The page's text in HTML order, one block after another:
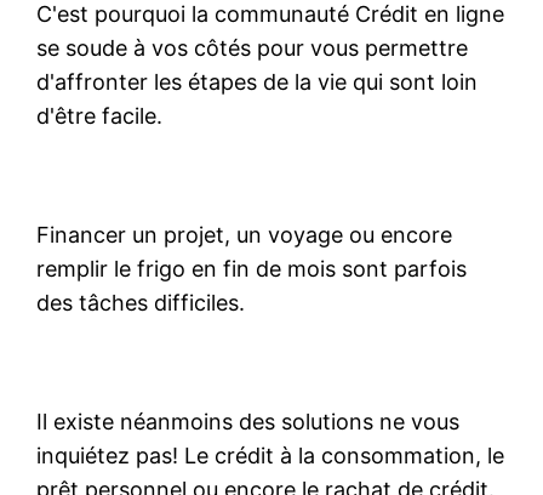
C'est pourquoi la communauté Crédit en ligne
se soude à vos côtés pour vous permettre
d'affronter les étapes de la vie qui sont loin
d'être facile.
Financer un projet, un voyage ou encore
remplir le frigo en fin de mois sont parfois
des tâches difficiles.
Il existe néanmoins des solutions ne vous
inquiétez pas! Le crédit à la consommation, le
prêt personnel ou encore le rachat de crédit.